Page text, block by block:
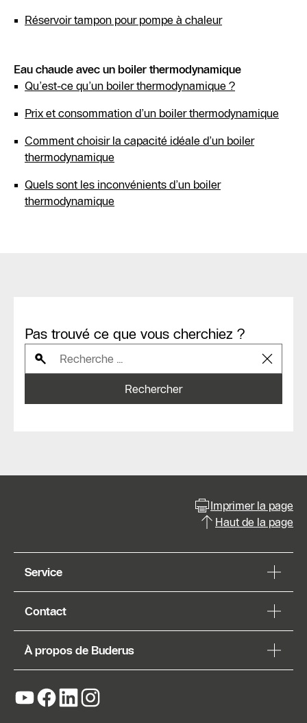
Réservoir tampon pour pompe à chaleur
Eau chaude avec un boiler thermodynamique
Qu’est-ce qu’un boiler thermodynamique ?
Prix et consommation d’un boiler thermodynamique
Comment choisir la capacité idéale d’un boiler
thermodynamique
Quels sont les inconvénients d’un boiler
thermodynamique
Pas trouvé ce que vous cherchiez ?
Rechercher
Imprimer la page
Haut de la page
Service
Contact
À propos de Buderus